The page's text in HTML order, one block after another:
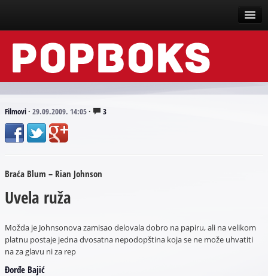
Vesti
Događaji
Tekstovi
Scena
Arhive
Filmovi· 29.09.2009. 14:05· 3
Braća Blum – Rian Johnson
Uvela ruža
Možda je Johnsonova zamisao delovala dobro na papiru, ali na velikom
platnu postaje jedna dvosatna nepodopština koja se ne može uhvatiti
na za glavu ni za rep
Đorđe Bajić